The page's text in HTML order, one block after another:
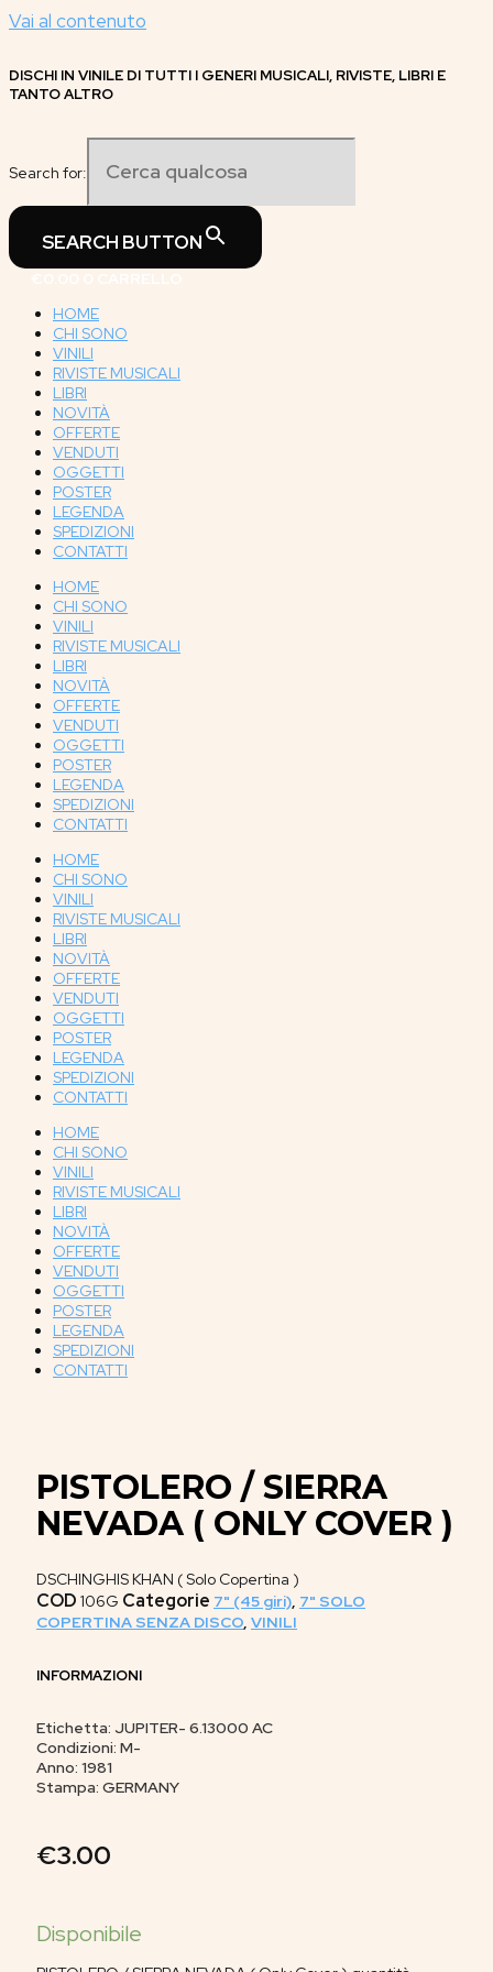
Vai al contenuto
DISCHI IN VINILE DI TUTTI I GENERI MUSICALI, RIVISTE, LIBRI E
TANTO ALTRO
Search for:
SEARCH BUTTON
HOME
CHI SONO
VINILI
RIVISTE MUSICALI
LIBRI
NOVITÀ
OFFERTE
VENDUTI
OGGETTI
POSTER
LEGENDA
SPEDIZIONI
CONTATTI
HOME
CHI SONO
VINILI
RIVISTE MUSICALI
LIBRI
NOVITÀ
OFFERTE
VENDUTI
OGGETTI
POSTER
LEGENDA
SPEDIZIONI
CONTATTI
HOME
CHI SONO
VINILI
RIVISTE MUSICALI
LIBRI
NOVITÀ
OFFERTE
VENDUTI
OGGETTI
POSTER
LEGENDA
SPEDIZIONI
CONTATTI
HOME
CHI SONO
VINILI
RIVISTE MUSICALI
LIBRI
NOVITÀ
OFFERTE
VENDUTI
OGGETTI
POSTER
LEGENDA
SPEDIZIONI
CONTATTI
PISTOLERO / SIERRA
NEVADA ( ONLY COVER )
DSCHINGHIS KHAN ( Solo Copertina )
COD 106G Categorie 7" (45 giri), 7" SOLO
COPERTINA SENZA DISCO, VINILI
INFORMAZIONI
Etichetta: JUPITER- 6.13000 AC
Condizioni: M-
Anno: 1981
Stampa: GERMANY
€3.00